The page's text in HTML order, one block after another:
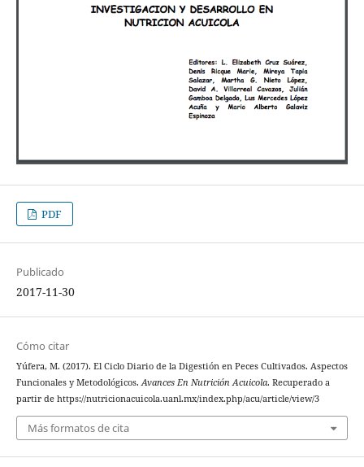
PDF
Publicado
2017-11-30
Cómo citar
Yúfera, M. (2017). El Ciclo Diario de la Digestión en Peces Cultivados. Aspectos
Funcionales y Metodológicos.Avances En Nutrición Acuicola. Recuperado a
partir de https://nutricionacuicola.uanl.mx/index.php/acu/article/view/3
Más formatos de cita